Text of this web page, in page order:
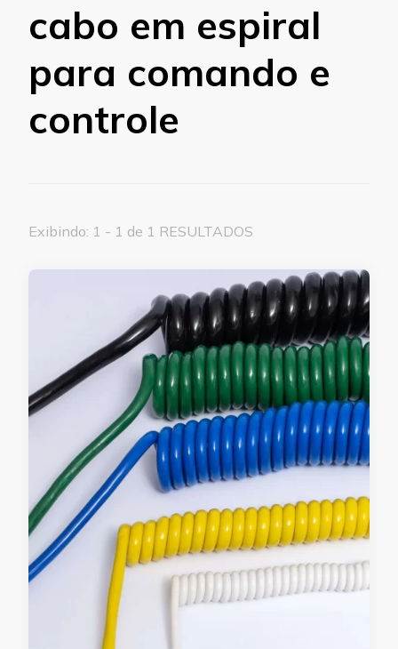
cabo em espiral
para comando e
controle
Exibindo: 1 - 1 de 1 RESULTADOS